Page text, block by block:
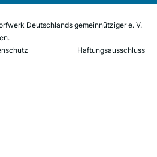
Deutschlands gemeinnütziger e. V.
Haftungsausschluss